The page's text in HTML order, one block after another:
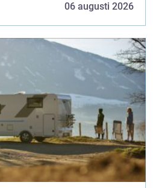
06 augusti 2026